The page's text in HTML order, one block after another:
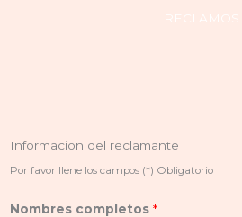
RECLAMOS
Informacion del reclamante
Por favor llene los campos (*) Obligatorio
Nombres completos *